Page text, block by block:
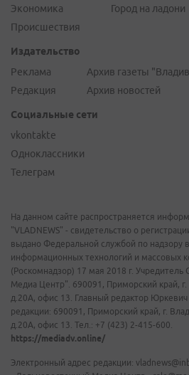
Экономика
Происшествия
Город на ладони
Издательство
Реклама
Редакция
Архив газеты
Архив новостей
Социальные сети
vkontakte
Одноклассники
Телеграм
На данном сайте распространяется
"VLADNEWS" - свидетельство о
выдано Федеральной службой по надзору
информационных технологий и массовых
(Роскомнадзор) 17 мая 2018 г.
Медиа Центр". 690091, Приморский край, г.
д.20А, офис 13. Главный редактор
редакции: 690091, Приморский край, г.
д.20А, офис 13. Тел.: +7 (423) 2-415-600.
https://mediadv.online/
Электронный адрес редакции: